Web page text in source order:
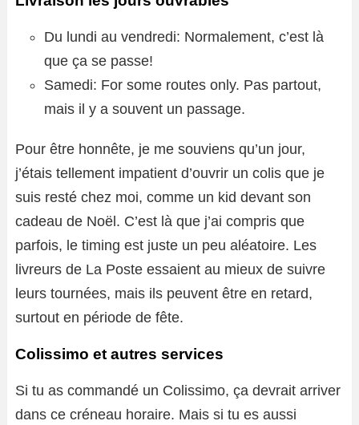
Du lundi au vendredi: Normalement, c’est là
que ça se passe!
Samedi: For some routes only. Pas partout,
mais il y a souvent un passage.
Pour être honnête, je me souviens qu’un jour,
j’étais tellement impatient d’ouvrir un colis que je
suis resté chez moi, comme un kid devant son
cadeau de Noël. C’est là que j’ai compris que
parfois, le timing est juste un peu aléatoire. Les
livreurs de La Poste essaient au mieux de suivre
leurs tournées, mais ils peuvent être en retard,
surtout en période de fête.
Colissimo et autres services
Si tu as commandé un Colissimo, ça devrait arriver
dans ce créneau horaire. Mais si tu es aussi